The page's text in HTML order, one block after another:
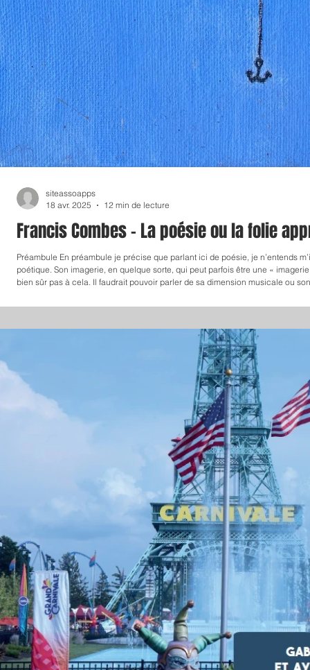
Francis Combes - La poésie ou la folie
Préambule En préambule je précise que parlant ici de poésie, je n’entends
poétique. Son imagerie, en quelque sorte, qui peut parfois être une «
bien sûr pas à cela. Il faudrait pouvoir parler de sa dimension musicale ou
siteassoapps
18 avr. 2025
12 min de lecture